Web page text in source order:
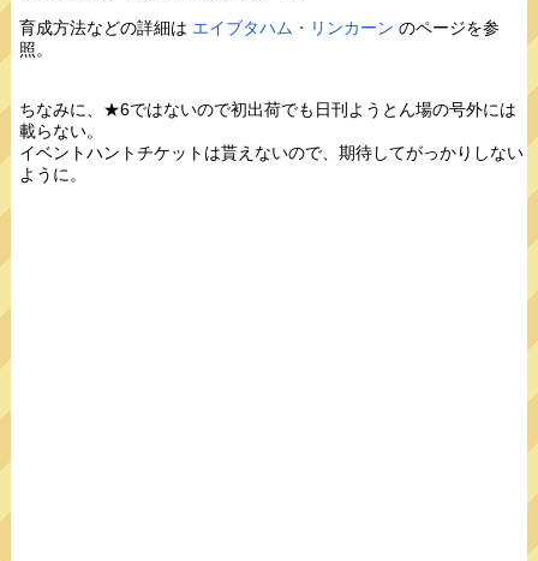
育成方法などの詳細は エイブタハム・リンカーン のページを参
照。
ちなみに、★6ではないので初出荷でも日刊ようとん場の号外には
載らない。
イベントハントチケットは貰えないので、期待してがっかりしない
ように。